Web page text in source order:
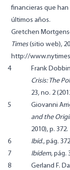
financieras que
últimos años.
Gretchen
Times(sitio web),
http://
4
Frank
Crisis: The
23, no. 2
5
Giovanni
and the
2010), p. 372.
6
Ibíd., pág.
7
Ibídem, pág.
8
Gerland F.